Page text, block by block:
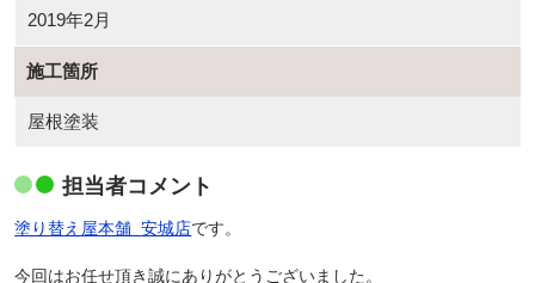
2019年2月
施工箇所
屋根塗装
担当者コメント
塗り替え屋本舗安城店です。
今回はお任せ頂き誠にありがとうございました。